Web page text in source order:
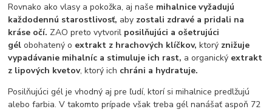
Rovnako ako vlasy a pokožka, aj naše mihalnice vyžadujú
každodennú starostlivosť, aby zostali zdravé a pridali na
kráse očí. ZAO preto vytvoril posilňujúci a ošetrujúci
gél obohatený o extrakt z hrachových klíčkov, ktorý znižuje
vypadávanie mihalníc a stimuluje ich rast, a organický extrakt
z lipových kvetov, ktorý ich chráni a hydratuje.
Posilňujúci gél je vhodný aj pre ľudí, ktorí si mihalnice predlžujú
alebo farbia. V takomto prípade však treba gél nanášať aspoň 72